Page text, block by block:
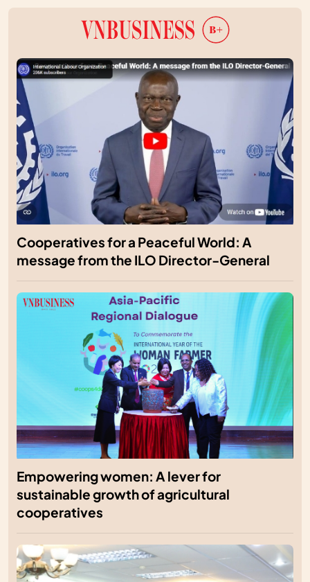
Cooperatives for a Peaceful World: A
message from the ILO Director-General
Empowering women: A lever for
sustainable growth of agricultural
cooperatives